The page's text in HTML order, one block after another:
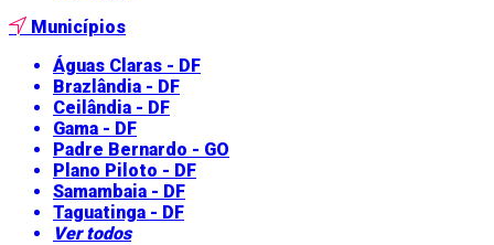
Municípios
Águas Claras - DF
Brazlândia - DF
Ceilândia - DF
Gama - DF
Padre Bernardo - GO
Plano Piloto - DF
Samambaia - DF
Taguatinga - DF
Ver todos